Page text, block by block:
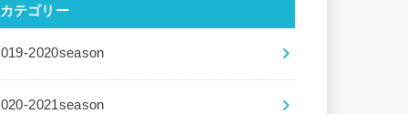
カテゴリー
2020season
2021season